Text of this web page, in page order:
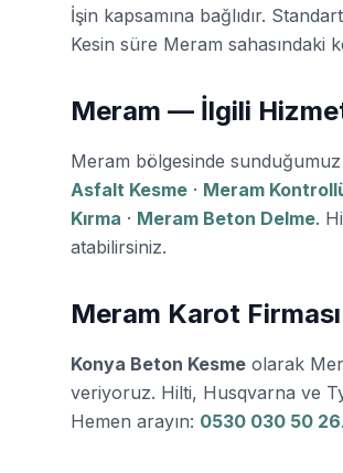
İşin kapsamına bağlıdır.
Kesin süre Meram sahasındaki
Meram — İlgili
Meram bölgesinde
Asfalt Kesme · Meram
Kırma · Meram Beton Delme.
atabilirsiniz.
Meram Karot
Konya Beton Kesme olarak
veriyoruz. Hilti, Husqvarna ve
Hemen arayın: 0530 030 50 26.